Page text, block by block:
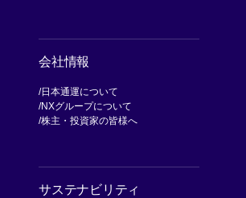
会社情報
日本通運について
NXグループについて
株主・投資家の皆様へ
サステナビリティ